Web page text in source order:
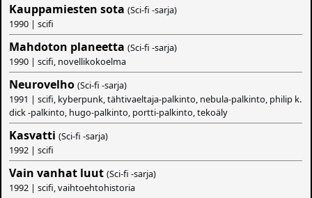
Kauppamiesten sota (Sci-fi -sarja)
1990 | scifi
Mahdoton planeetta (Sci-fi -sarja)
1990 | scifi, novellikokoelma
Neurovelho (Sci-fi -sarja)
1991 | scifi, kyberpunk, tähtivaeltaja-palkinto, nebula-palkinto, philip k.
dick -palkinto, hugo-palkinto, portti-palkinto, tekoäly
Kasvatti (Sci-fi -sarja)
1992 | scifi
Vain vanhat luut (Sci-fi -sarja)
1992 | scifi, vaihtoehtohistoria